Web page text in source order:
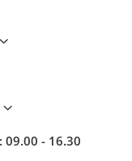
09.00 - 16.30